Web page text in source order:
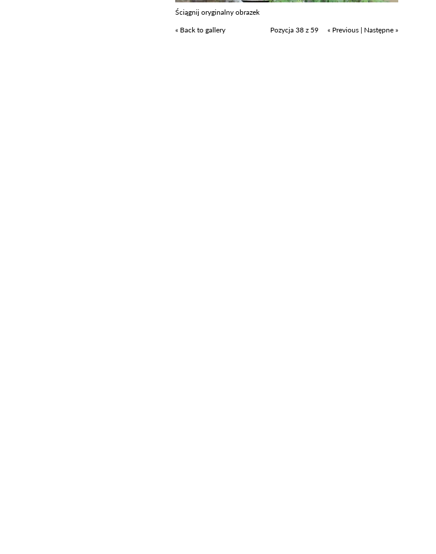
Ściągnij oryginalny obrazek
« Back to gallery
Pozycja 38 z 59 « Previous | Następne »